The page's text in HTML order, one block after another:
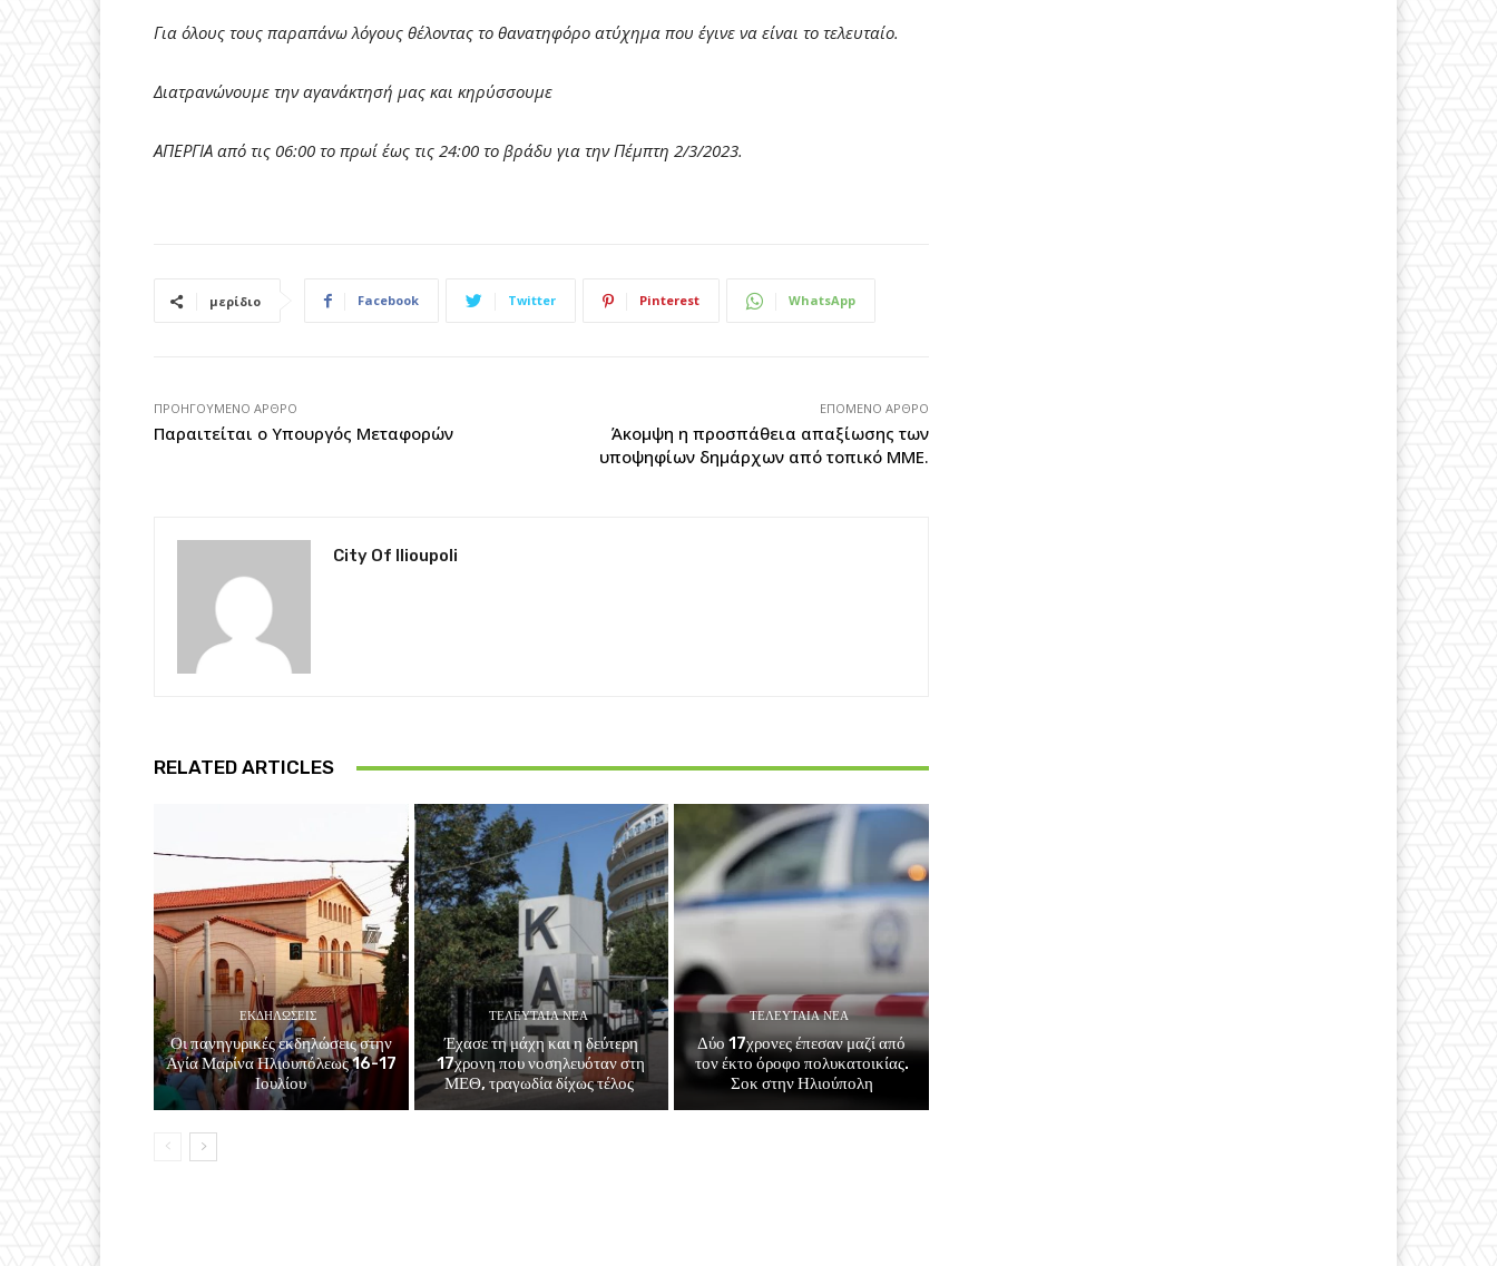
Για όλους τους παραπάνω λόγους θέλοντας το θανατηφόρο ατύχημα που έγινε να είναι το τελευταίο.
Διατρανώνουμε την αγανάκτησή μας και κηρύσσουμε
ΑΠΕΡΓΙΑ από τις 06:00 το πρωί έως τις 24:00 το βράδυ για την Πέμπτη 2/3/2023.
μερίδιο Facebook Twitter Pinterest WhatsApp
ΠΡΟΗΓΟΎΜΕΝΟ ΆΡΘΡΟ
Παραιτείται ο Υπουργός Μεταφορών
ΕΠΌΜΕΝΟ ΆΡΘΡΟ
Άκομψη η προσπάθεια απαξίωσης των
υποψηφίων δημάρχων από τοπικό ΜΜΕ.
City Of Ilioupoli
RELATED ARTICLES
ΕΚΔΗΛΏΣΕΙΣ
Οι πανηγυρικές εκδηλώσεις στην
Αγία Μαρίνα Ηλιουπόλεως 16-17
Ιουλίου
ΤΕΛΕΥΤΑΊΑ ΝΈΑ
Έχασε τη μάχη και η δεύτερη
17χρονη που νοσηλευόταν στη
ΜΕΘ, τραγωδία δίχως τέλος
ΤΕΛΕΥΤΑΊΑ ΝΈΑ
Δύο 17χρονες έπεσαν μαζί από
τον έκτο όροφο πολυκατοικίας.
Σοκ στην Ηλιούπολη